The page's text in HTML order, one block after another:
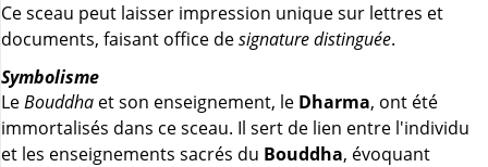
Ce sceau peut laisser impression unique sur lettres et
documents, faisant office designature distinguée.
Symbolisme
LeBouddha et son enseignement, le Dharma, ont été
immortalisés dans ce sceau. Il sert de lien entre l'individu
et les enseignements sacrés du Bouddha, évoquant